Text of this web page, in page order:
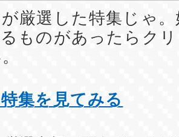
厳選した特集じゃ
ものがあったらク
集を見てみる